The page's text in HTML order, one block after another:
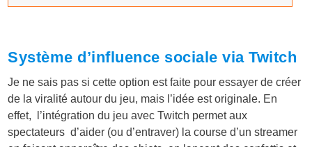
Système d’influence sociale via Twitch
Je ne sais pas si cette option est faite pour essayer de créer
de la viralité autour du jeu, mais l’idée est originale. En
effet, l’intégration du jeu avec Twitch permet aux
spectateurs d’aider (ou d’entraver) la course d’un streamer